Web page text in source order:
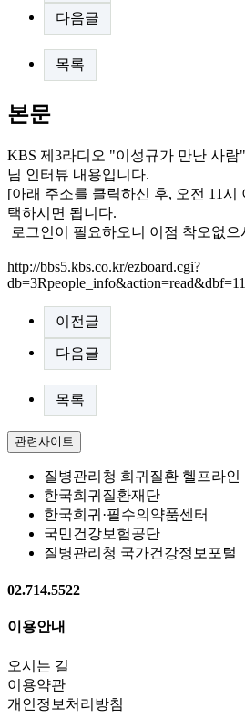
다음글
목록
본문
KBS 제3라디오 "이성규가 만난 사
님 인터뷰 내용입니다.
[아래 주소를 클릭하신 후, 오전 11시
택하시면 됩니다.
로그인이 필요하오니 이점 착오없
http://bbs5.kbs.co.kr/ezboard.cgi?
이전글
다음글
목록
관련사이트
질병관리청 희귀질환 헬프라인
한국희귀질환재단
한국희귀·필수의약품센터
국민건강보험공단
질병관리청 국가건강정보포털
02.714.5522
이용안내
오시는 길
이용약관
개인정보처리방침